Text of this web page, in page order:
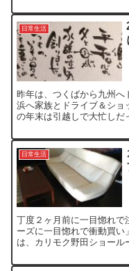
日常生活
昨年は、つくばから九州
浜へ家族とドライブ＆シ
の年末は引越しで大忙しだ
日常生活
丁度２ヶ月前に一目惚れで
ーズに一目惚れで衝動買
は、カリモク野田ショール